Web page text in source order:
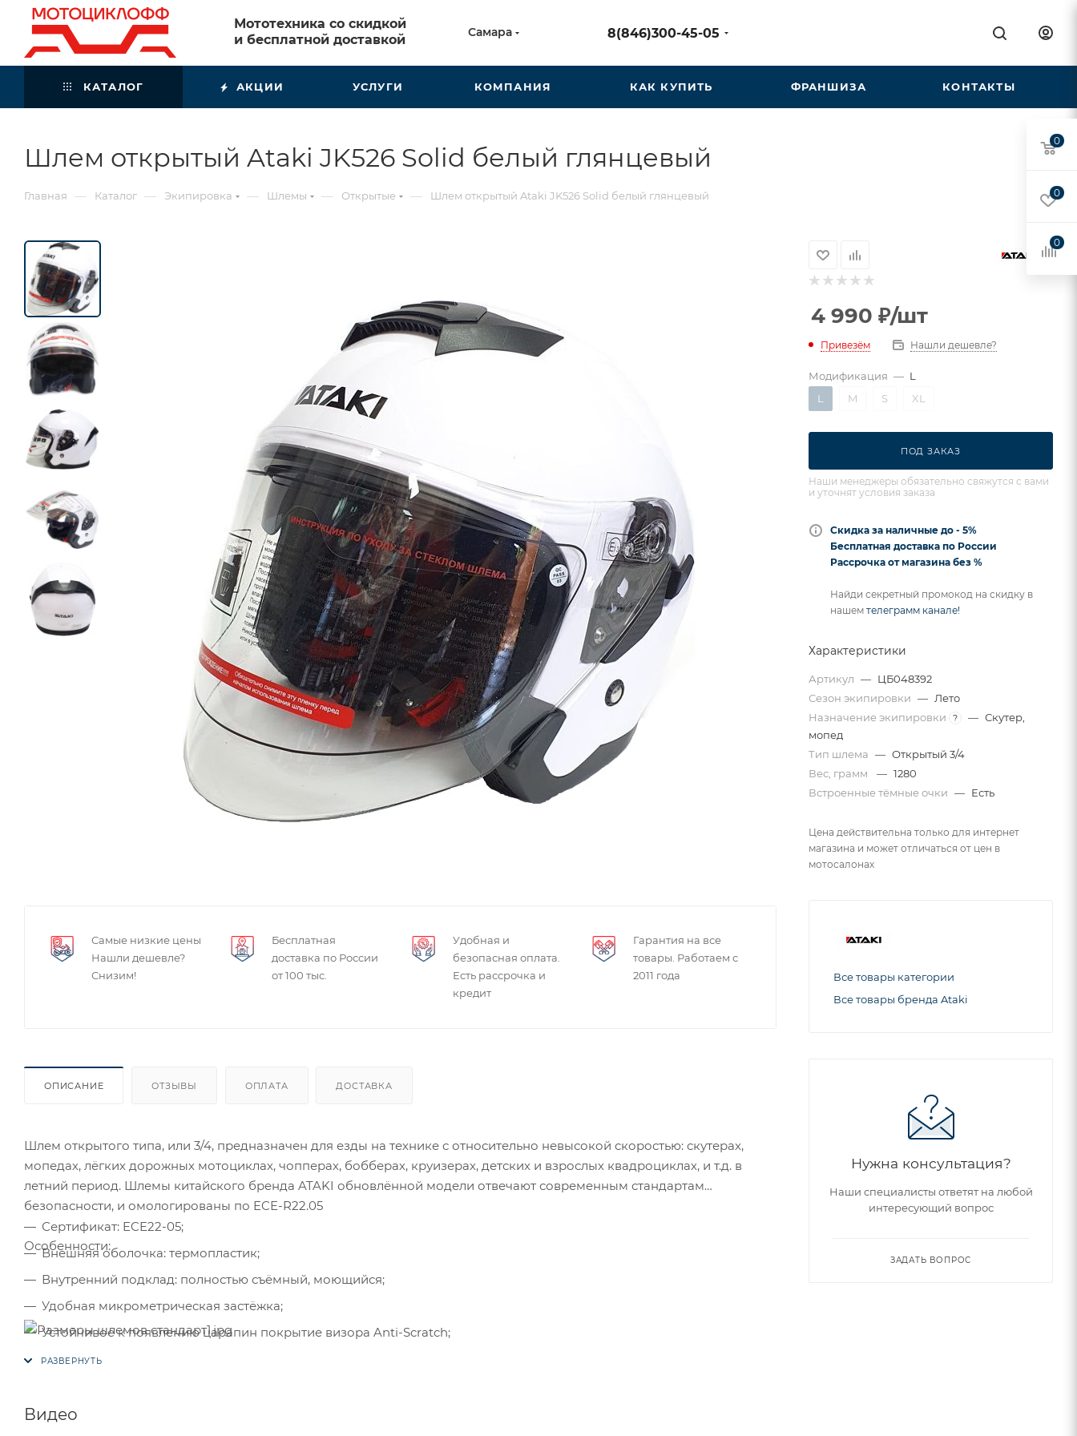
Мототехника со скидкой
и бесплатной доставкой
Самара 8(846)300-45-05
КАТАЛОГ АКЦИИ УСЛУГИ КОМПАНИЯ КАК КУПИТЬ ФРАНШИЗА КОНТАКТЫ
Шлем открытый Ataki JK526 Solid белый глянцевый
Главная — Каталог — Экипировка — Шлемы — Открытые — Шлем открытый Ataki JK526 Solid белый глянцевый
Самые низкие цены
Нашли дешевле?
Снизим!
Бесплатная
доставка по России
от 100 тыс.
Удобная и
безопасная оплата.
Есть рассрочка и
кредит
Гарантия на все
товары. Работаем с
2011 года
ОПИСАНИЕ ОТЗЫВЫ ОПЛАТА ДОСТАВКА
Шлем открытого типа, или 3/4, предназначен для езды на технике с относительно невысокой скоростью: скутерах,
мопедах, лёгких дорожных мотоциклах, чопперах, бобберах, круизерах, детских и взрослых квадроциклах, и т.д. в
летний период. Шлемы китайского бренда ATAKI обновлённой модели отвечают современным стандартам
безопасности, и омологированы по ECE-R22.05
Особенности:
Сертификат: ECE22-05;
Внешняя оболочка: термопластик;
Внутренний подклад: полностью съёмный, моющийся;
Удобная микрометрическая застёжка;
Устойчивое к появлению царапин покрытие визора Anti-Scratch;
Встроенный солнцезащитный визор, который опускается с кнопки;
Стойкий к воздействию ультрафиолета;
Видео
4 990 ₽/шт
Привезём Нашли дешевле?
Модификация — L
L
M S XL
ПОД ЗАКАЗ
Наши менеджеры обязательно свяжутся с вами
и уточнят условия заказа
Скидка за наличные до - 5%
Бесплатная доставка по России
Рассрочка от магазина без %
Найди секретный промокод на скидку в
нашем телеграмм канале!
Характеристики
Артикул — ЦБ048392
Сезон экипировки — Лето
Назначение экипировки
? — Скутер,
мопед
Тип шлема — Открытый 3/4
Вес, грамм
— 1280
Встроенные тёмные очки — Есть
Цена действительна только для интернет
магазина и может отличаться от цен в
мотосалонах
Все товары категории
Все товары бренда Ataki
Нужна консультация?
Наши специалисты ответят на любой
интересующий вопрос
ЗАДАТЬ ВОПРОС
0
0
0